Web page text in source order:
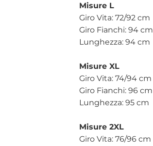
Misure L
Giro Vita: 72/92 cm
Giro Fianchi: 94 cm
Lunghezza: 94 cm
Misure XL
Giro Vita: 74/94 cm
Giro Fianchi: 96 cm
Lunghezza: 95 cm
Misure 2XL
Giro Vita: 76/96 cm